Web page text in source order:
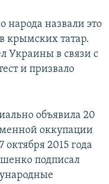
народа назвали это
крымских татар.
Украины в связи с
и призвало
объявила 20
оккупации
2015 года
подписал